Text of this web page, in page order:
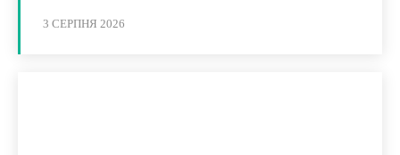
3 СЕРПНЯ 2026